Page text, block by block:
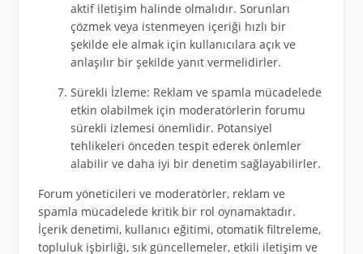
aktif iletişim halinde olmalıdır. Sorunları
çözmek veya istenmeyen içeriği hızlı bir
şekilde ele almak için kullanıcılara açık ve
anlaşılır bir şekilde yanıt vermelidirler.
Sürekli İzleme: Reklam ve spamla mücadelede
etkin olabilmek için moderatörlerin forumu
sürekli izlemesi önemlidir. Potansiyel
tehlikeleri önceden tespit ederek önlemler
alabilir ve daha iyi bir denetim sağlayabilirler.
Forum yöneticileri ve moderatörler, reklam ve
spamla mücadelede kritik bir rol oynamaktadır.
İçerik denetimi, kullanıcı eğitimi, otomatik filtreleme,
topluluk işbirliği, sık güncellemeler, etkili iletişim ve